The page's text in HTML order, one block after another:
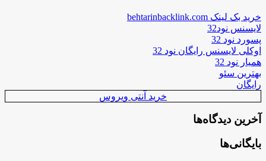
خرید بک لینک behtarinbacklink.com
لایسنس نود32
پسورد نود 32
اوکلی لایسنس رایگان نود 32
همیار نود 32
بهترین سئو
رایگان
خرید آنتی ویروس
آخرین دیدگاه‌ها
بایگانی‌ها